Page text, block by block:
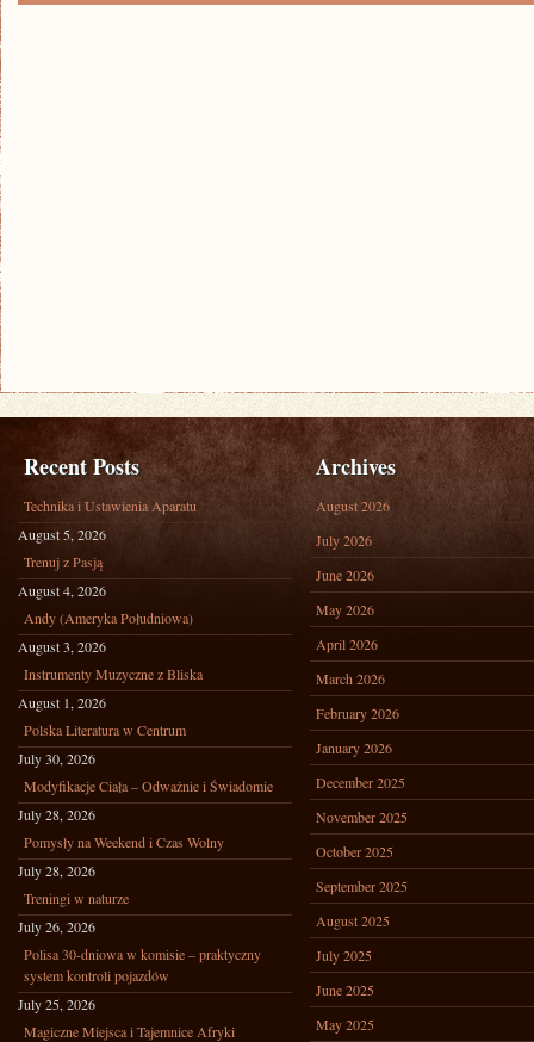
Recent Posts
Technika i Ustawienia Aparatu
August 5, 2026
Trenuj z Pasją
August 4, 2026
Andy (Ameryka Południowa)
August 3, 2026
Instrumenty Muzyczne z Bliska
August 1, 2026
Polska Literatura w Centrum
July 30, 2026
Modyfikacje Ciała – Odważnie i Świadomie
July 28, 2026
Pomysły na Weekend i Czas Wolny
July 28, 2026
Treningi w naturze
July 26, 2026
Polisa 30-dniowa w komisie – praktyczny
system kontroli pojazdów
July 25, 2026
Magiczne Miejsca i Tajemnice Afryki
Archives
August 2026
July 2026
June 2026
May 2026
April 2026
March 2026
February 2026
January 2026
December 2025
November 2025
October 2025
September 2025
August 2025
July 2025
June 2025
May 2025